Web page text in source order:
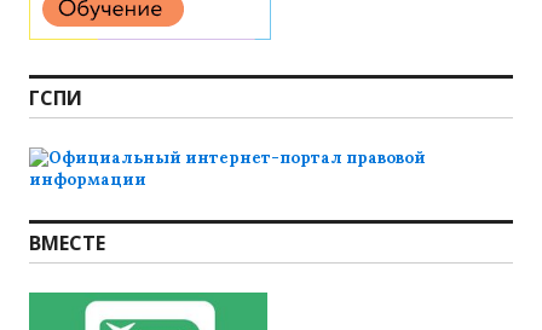
ГСПИ
ВМЕСТЕ